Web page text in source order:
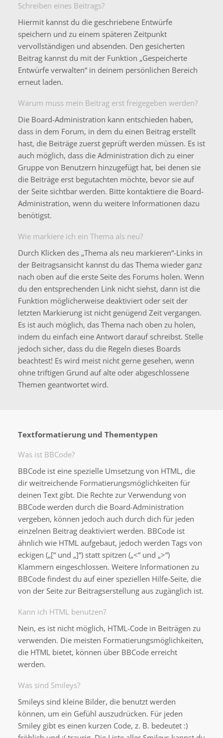
Schreiben eines Beitrags?
Hiermit kannst du die geschriebene Entwürfe
speichern und zu einem späteren Zeitpunkt
vervollständigen und absenden. Den gesicherten
Beitrag kannst du mit der Funktion „Gespeicherte
Entwürfe verwalten“ in deinem persönlichen Bereich
erneut laden.
Warum muss mein Beitrag erst freigegeben werden?
Die Board-Administration kann entschieden haben,
dass in dem Forum, in dem du einen Beitrag erstellt
hast, die Beiträge zuerst geprüft werden müssen. Es ist
auch möglich, dass die Administration dich zu einer
Gruppe von Benutzern hinzugefügt hat, bei denen sie
die Beiträge erst begutachten möchte, bevor sie auf
der Seite sichtbar werden. Bitte kontaktiere die Board-
Administration, wenn du weitere Informationen dazu
benötigst.
Wie markiere ich ein Thema als neu?
Durch Klicken des „Thema als neu markieren“-Links in
der Beitragsansicht kannst du das Thema wieder ganz
nach oben auf die erste Seite des Forums holen. Wenn
du den entsprechenden Link nicht siehst, dann ist die
Funktion möglicherweise deaktiviert oder seit der
letzten Markierung ist nicht genügend Zeit vergangen.
Es ist auch möglich, das Thema nach oben zu holen,
indem du einfach eine Antwort darauf schreibst. Stelle
jedoch sicher, dass du die Regeln dieses Boards
beachtest! Es wird meist nicht gerne gesehen, wenn
ohne triftigen Grund auf alte oder abgeschlossene
Themen geantwortet wird.
Textformatierung und Thementypen
Was ist BBCode?
BBCode ist eine spezielle Umsetzung von HTML, die
dir weitreichende Formatierungsmöglichkeiten für
deinen Text gibt. Die Rechte zur Verwendung von
BBCode werden durch die Board-Administration
vergeben, können jedoch auch durch dich für jeden
einzelnen Beitrag deaktiviert werden. BBCode ist
ähnlich wie HTML aufgebaut, jedoch werden Tags von
eckigen („[“ und „]“) statt spitzen („<“ und „>“)
Klammern eingeschlossen. Weitere Informationen zu
BBCode findest du auf einer speziellen Hilfe-Seite, die
von der Seite zur Beitragserstellung aus zugänglich ist.
Kann ich HTML benutzen?
Nein, es ist nicht möglich, HTML-Code in Beiträgen zu
verwenden. Die meisten Formatierungsmöglichkeiten,
die HTML bietet, können über BBCode erreicht
werden.
Was sind Smileys?
Smileys sind kleine Bilder, die benutzt werden
können, um ein Gefühl auszudrücken. Für jeden
Smiley gibt es einen kurzen Code, z. B. bedeutet :)